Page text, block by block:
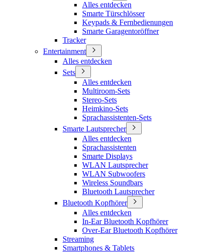
Alles entdecken
Smarte Türschlösser
Keypads & Fernbedienungen
Smarte Garagentoröffner
Tracker
Entertainment
Alles entdecken
Sets
Alles entdecken
Multiroom-Sets
Stereo-Sets
Heimkino-Sets
Sprachassistenten-Sets
Smarte Lautsprecher
Alles entdecken
Sprachassistenten
Smarte Displays
WLAN Lautsprecher
WLAN Subwoofers
Wireless Soundbars
Bluetooth Lautsprecher
Bluetooth Kopfhörer
Alles entdecken
In-Ear Bluetooth Kopfhörer
Over-Ear Bluetooth Kopfhörer
Streaming
Smartphones & Tablets